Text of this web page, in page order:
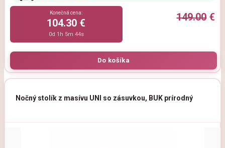
149.00€
Konečná cena:
104.30 €
0d 1h 5m 44s
Nočný stolík z masívu UNI so zásuvkou, BUK prírodný